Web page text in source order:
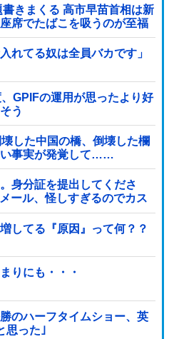
書きまくる 高市早苗首相は新
席でたばこを吸うのが至福
時間」
れてる奴は全員バカです」
GPIFの運用が思ったより好
う
した中国の橋、倒壊した欄
い事実が発覚して……
身分証を提出してくださ
ール、怪しすぎるのでカス
してる『原因』って何？？
りにも・・・
のハーフタイムショー、英
思った｣